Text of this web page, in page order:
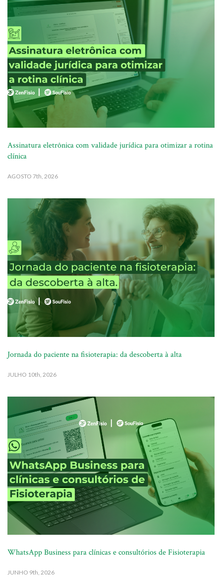
Assinatura eletrônica com validade jurídica para otimizar a rotina
clínica
AGOSTO 7th, 2026
Jornada do paciente na fisioterapia: da descoberta à alta
JULHO 10th, 2026
WhatsApp Business para clínicas e consultórios de Fisioterapia
JUNHO 9th, 2026